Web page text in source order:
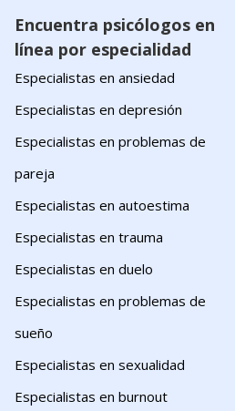
Encuentra psicólogos en
línea por especialidad
Especialistas en ansiedad
Especialistas en depresión
Especialistas en problemas de
pareja
Especialistas en autoestima
Especialistas en trauma
Especialistas en duelo
Especialistas en problemas de
sueño
Especialistas en sexualidad
Especialistas en burnout